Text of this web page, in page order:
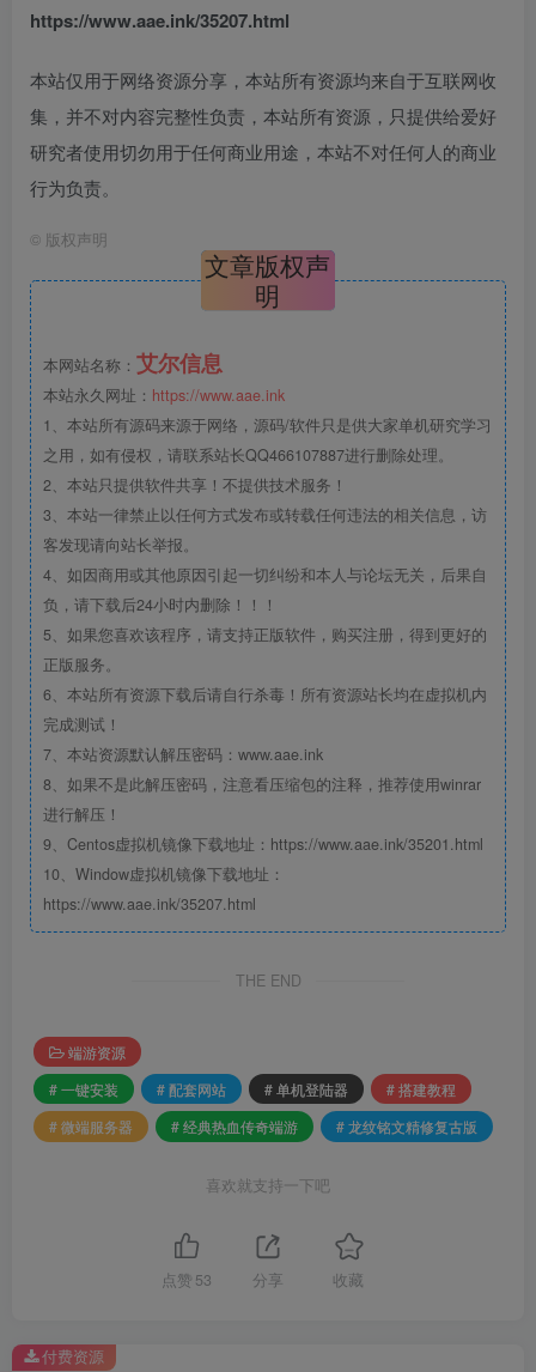
https://www.aae.ink/35207.html
本站仅用于网络资源分享，本站所有资源均来自于互联网收
集，并不对内容完整性负责，本站所有资源，只提供给爱好
研究者使用切勿用于任何商业用途，本站不对任何人的商业
行为负责。
© 版权声明
文章版权声
明
本网站名称： 艾尔信息
本站永久网址： https://www.aae.ink
1、本站所有源码来源于网络，源码/软件只是供大家单机研究学习
之用，如有侵权，请联系站长QQ466107887进行删除处理。
2、本站只提供软件共享！不提供技术服务！
3、本站一律禁止以任何方式发布或转载任何违法的相关信息，访
客发现请向站长举报。
4、如因商用或其他原因引起一切纠纷和本人与论坛无关，后果自
负，请下载后24小时内删除！！！
5、如果您喜欢该程序，请支持正版软件，购买注册，得到更好的
正版服务。
6、本站所有资源下载后请自行杀毒！所有资源站长均在虚拟机内
完成测试！
7、本站资源默认解压密码：www.aae.ink
8、如果不是此解压密码，注意看压缩包的注释，推荐使用winrar
进行解压！
9、Centos虚拟机镜像下载地址：https://www.aae.ink/35201.html
10、Window虚拟机镜像下载地址：
https://www.aae.ink/35207.html
THE END
端游资源
# 一键安装
# 配套网站 # 单机登陆器
# 搭建教程
# 微端服务器
# 经典热血传奇端游 # 龙纹铭文精修复古版
喜欢就支持一下吧
点赞 53 分享 收藏
付费资源